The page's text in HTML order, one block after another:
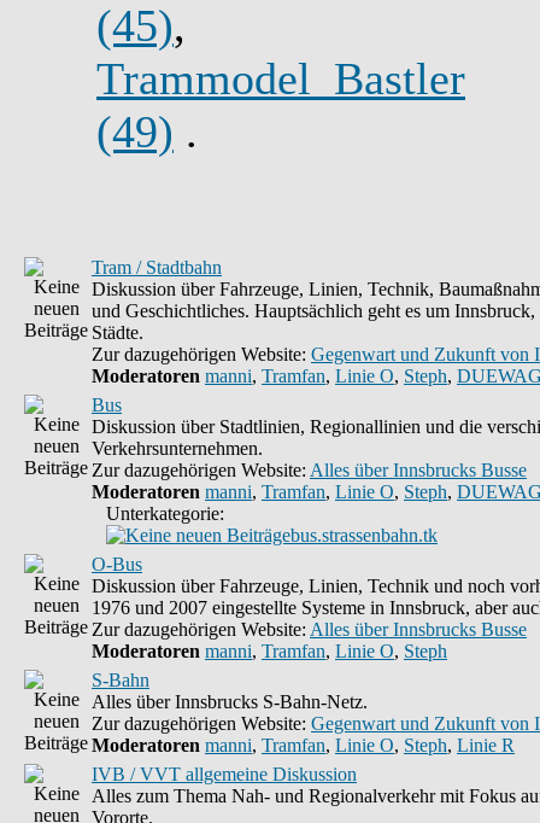
(45),
Trammodel_Bastler
(49) .
Tram / Stadtbahn
Diskussion über Fahrzeuge, Linien, Technik,
und Geschichtliches. Hauptsächlich geht es um Innsbruck,
Städte.
Zur dazugehörigen Website: Gegenwart und Zukunft von
Moderatoren manni, Tramfan, Linie O, Steph,
Bus
Diskussion über Stadtlinien, Regionallinien und die
Verkehrsunternehmen.
Zur dazugehörigen Website: Alles über Innsbrucks Busse
Moderatoren manni, Tramfan, Linie O, Steph,
Unterkategorie:
bus.strassenbahn.tk
O-Bus
Diskussion über Fahrzeuge, Linien, Technik und noch
1976 und 2007 eingestellte Systeme in Innsbruck, aber
Zur dazugehörigen Website: Alles über Innsbrucks Busse
Moderatoren manni, Tramfan, Linie O, Steph
S-Bahn
Alles über Innsbrucks S-Bahn-Netz.
Zur dazugehörigen Website: Gegenwart und Zukunft von
Moderatoren manni, Tramfan, Linie O, Steph, Linie R
IVB / VVT allgemeine Diskussion
Alles zum Thema Nah- und Regionalverkehr mit Fokus
Vororte.